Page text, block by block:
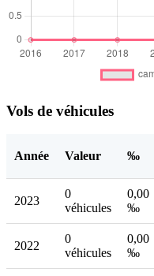
Vols de véhicules
Année Valeur ‰
2023
0
véhicules
0,00
‰
2022
0
véhicules
0,00
‰